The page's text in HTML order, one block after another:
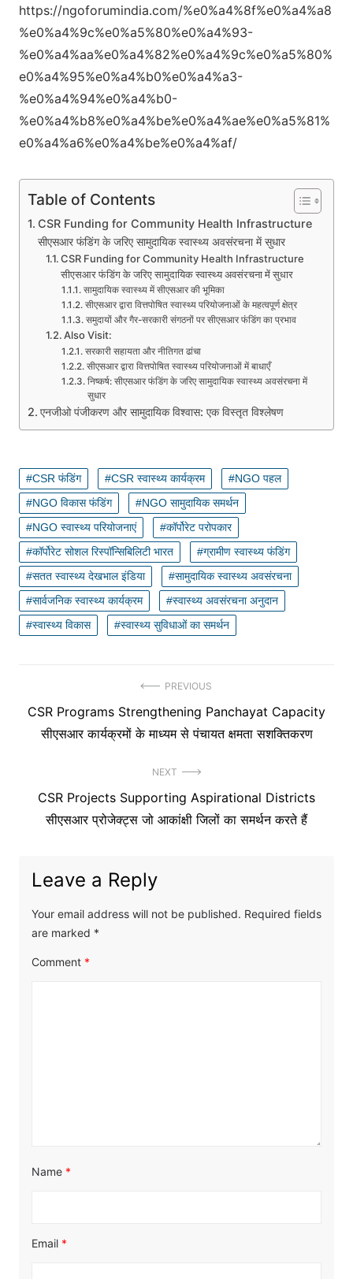
https://ngoforumindia.com/%e0%a4%8f%e0%a4%a8
%e0%a4%9c%e0%a5%80%e0%a4%93-
%e0%a4%aa%e0%a4%82%e0%a4%9c%e0%a5%80%
e0%a4%95%e0%a4%b0%e0%a4%a3-
%e0%a4%94%e0%a4%b0-
%e0%a4%b8%e0%a4%be%e0%a4%ae%e0%a5%81%
e0%a4%a6%e0%a4%be%e0%a4%af/
Table of Contents
CSR Funding for Community Health Infrastructure
सीएसआर फंडिंग के जरिए सामुदायिक स्वास्थ्य अवसंरचना में सुधार
CSR Funding for Community Health Infrastructure
सीएसआर फंडिंग के जरिए सामुदायिक स्वास्थ्य अवसंरचना में सुधार
सामुदायिक स्वास्थ्य में सीएसआर की भूमिका
सीएसआर द्वारा वित्तपोषित स्वास्थ्य परियोजनाओं के महत्वपूर्ण क्षेत्र
समुदायों और गैर-सरकारी संगठनों पर सीएसआर फंडिंग का प्रभाव
Also Visit:
सरकारी सहायता और नीतिगत ढांचा
सीएसआर द्वारा वित्तपोषित स्वास्थ्य परियोजनाओं में बाधाएँ
निष्कर्ष: सीएसआर फंडिंग के जरिए सामुदायिक स्वास्थ्य अवसंरचना में
सुधार
एनजीओ पंजीकरण और सामुदायिक विश्वास: एक विस्तृत विश्लेषण
CSR फंडिंग CSR स्वास्थ्य कार्यक्रम
NGO पहल
NGO विकास फंडिंग
NGO सामुदायिक समर्थन
NGO स्वास्थ्य परियोजनाएं
कॉर्पोरेट परोपकार
कॉर्पोरेट सोशल रिस्पॉन्सिबिलिटी भारत
ग्रामीण स्वास्थ्य फंडिंग
सतत स्वास्थ्य देखभाल इंडिया
सामुदायिक स्वास्थ्य अवसंरचना
सार्वजनिक स्वास्थ्य कार्यक्रम
स्वास्थ्य अवसंरचना अनुदान
स्वास्थ्य विकास
स्वास्थ्य सुविधाओं का समर्थन
navigation
PREVIOUS
Previous
post:
CSR Programs Strengthening Panchayat Capacity
सीएसआर कार्यक्रमों के माध्यम से पंचायत क्षमता सशक्तिकरण
NEXT
Next
post:
CSR Projects Supporting Aspirational Districts
सीएसआर प्रोजेक्ट्स जो आकांक्षी जिलों का समर्थन करते हैं
Leave a Reply
Your email address will not be published. Required fields
are marked *
Comment *
Name *
Email *